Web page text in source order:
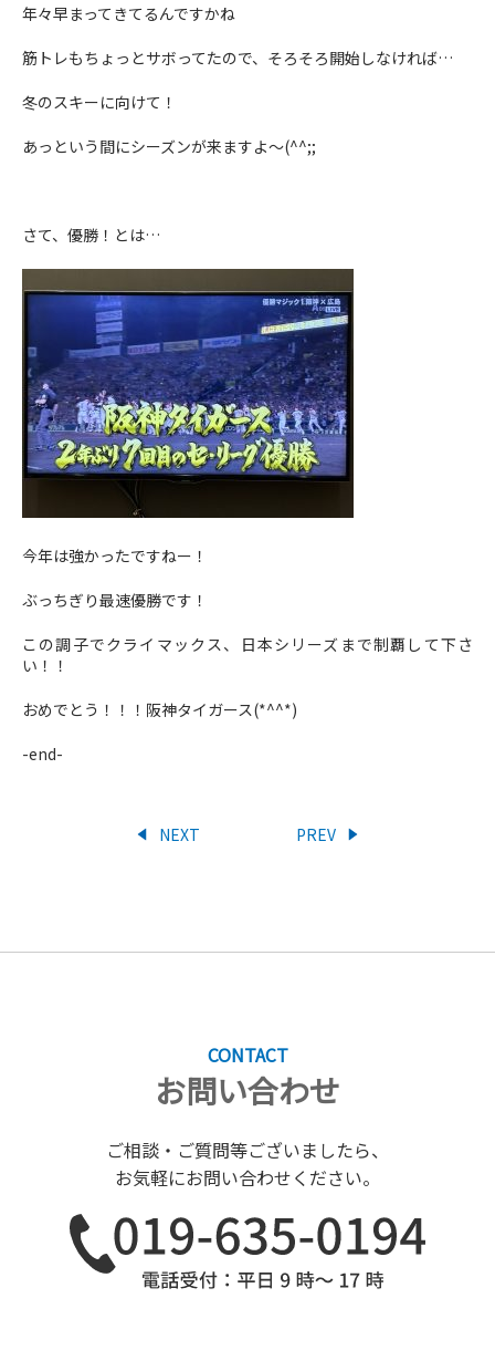
年々早まってきてるんですかね
筋トレもちょっとサボってたので、そろそろ開始しなければ…
冬のスキーに向けて！
あっという間にシーズンが来ますよ～(^^;;
さて、優勝！とは…
今年は強かったですねー！
ぶっちぎり最速優勝です！
この調子でクライマックス、日本シリーズまで制覇して下さ
い！！
おめでとう！！！阪神タイガース(*^^*)
-end-
PREV
NEXT
CONTACT
お問い合わせ
ご相談・ご質問等ございましたら、
お気軽にお問い合わせください。